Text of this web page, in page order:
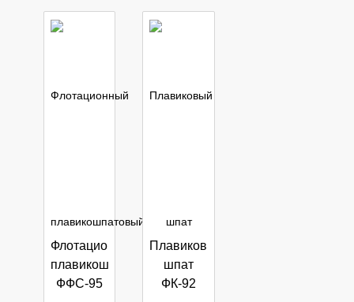
Флотационный
плавикошпатовый концентрат
ФФС-95
Плавиковый
шпат
ФК-92